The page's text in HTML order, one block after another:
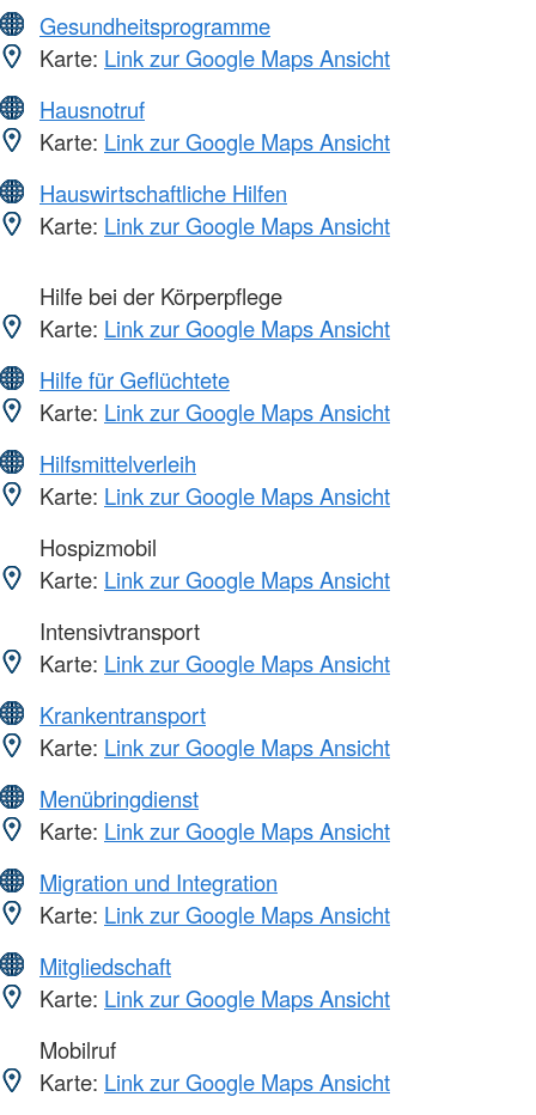
Gesundheitsprogramme
Karte: Link zur Google Maps Ansicht
Hausnotruf
Karte: Link zur Google Maps Ansicht
Hauswirtschaftliche Hilfen
Karte: Link zur Google Maps Ansicht
Hilfe bei der Körperpflege
Karte: Link zur Google Maps Ansicht
Hilfe für Geflüchtete
Karte: Link zur Google Maps Ansicht
Hilfsmittelverleih
Karte: Link zur Google Maps Ansicht
Hospizmobil
Karte: Link zur Google Maps Ansicht
Intensivtransport
Karte: Link zur Google Maps Ansicht
Krankentransport
Karte: Link zur Google Maps Ansicht
Menübringdienst
Karte: Link zur Google Maps Ansicht
Migration und Integration
Karte: Link zur Google Maps Ansicht
Mitgliedschaft
Karte: Link zur Google Maps Ansicht
Mobilruf
Karte: Link zur Google Maps Ansicht